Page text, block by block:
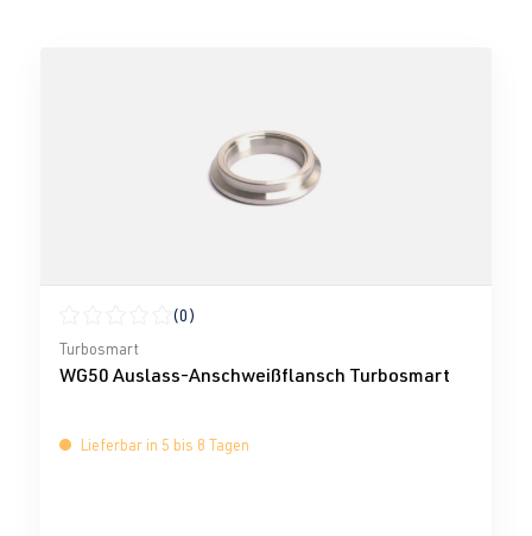
Durchschnittliche Bewertung von 0 von 5 Sternen
(0)
Turbosmart
WG50 Auslass-Anschweißflansch Turbosmart
Lieferbar in 5 bis 8 Tagen